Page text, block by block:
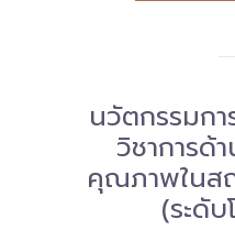
นวัตกรรมกา
วิชาการด้
คุณภาพในส
(ระดับ